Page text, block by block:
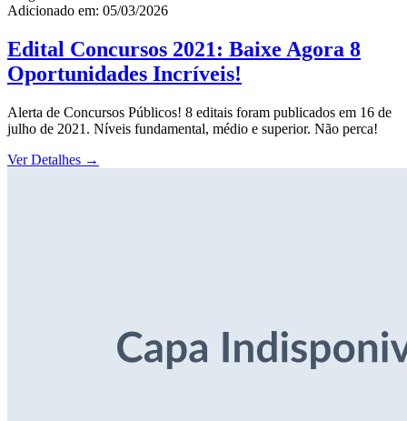
Adicionado em: 05/03/2026
Edital Concursos 2021: Baixe Agora 8
Oportunidades Incríveis!
Alerta de Concursos Públicos! 8 editais foram publicados em 16 de
julho de 2021. Níveis fundamental, médio e superior. Não perca!
Ver Detalhes →